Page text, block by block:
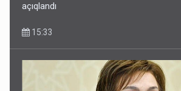
açıqlandı
15:33